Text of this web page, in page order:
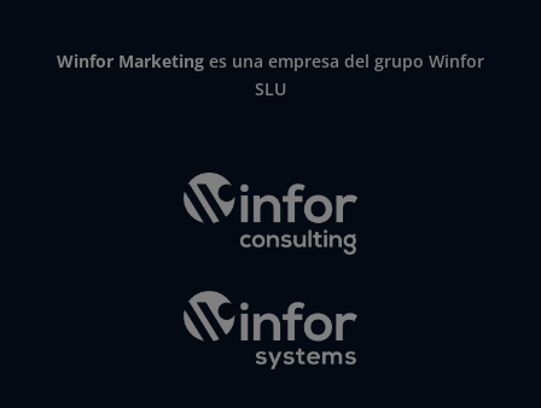
Winfor Marketinges una empresa del grupo Winfor
SLU